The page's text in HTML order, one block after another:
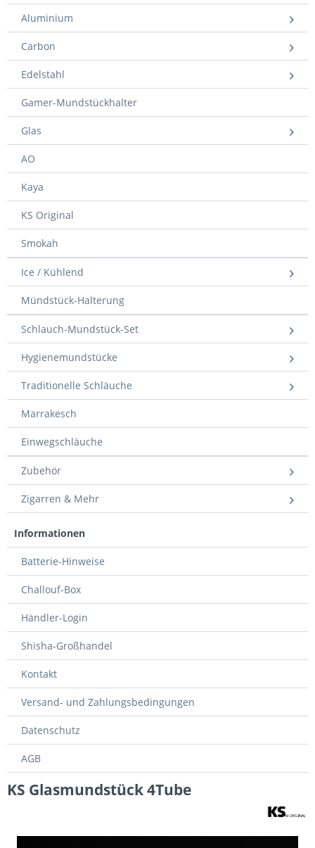
Aluminium
Carbon
Edelstahl
Gamer-Mundstückhalter
Glas
AO
Kaya
KS Original
Smokah
Ice / Kühlend
Mündstück-Halterung
Schlauch-Mundstück-Set
Hygienemundstücke
Traditionelle Schläuche
Marrakesch
Einwegschläuche
Zubehör
Zigarren & Mehr
Informationen
Batterie-Hinweise
Challouf-Box
Händler-Login
Shisha-Großhandel
Kontakt
Versand- und Zahlungsbedingungen
Datenschutz
AGB
KS Glasmundstück 4Tube